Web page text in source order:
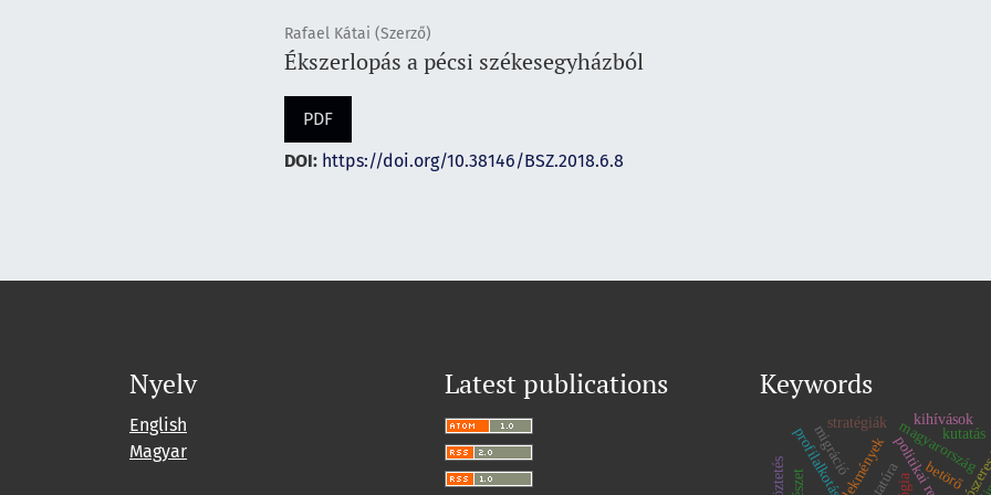
Rafael Kátai (Szerző)
Ékszerlopás a pécsi székesegyházból
PDF
DOI: https://doi.org/10.38146/BSZ.2018.6.8
Nyelv
English
Magyar
Latest publications Keywords
magyarország
profilalkotás
migráció betörő
kihívások
stratégiák
kutatás